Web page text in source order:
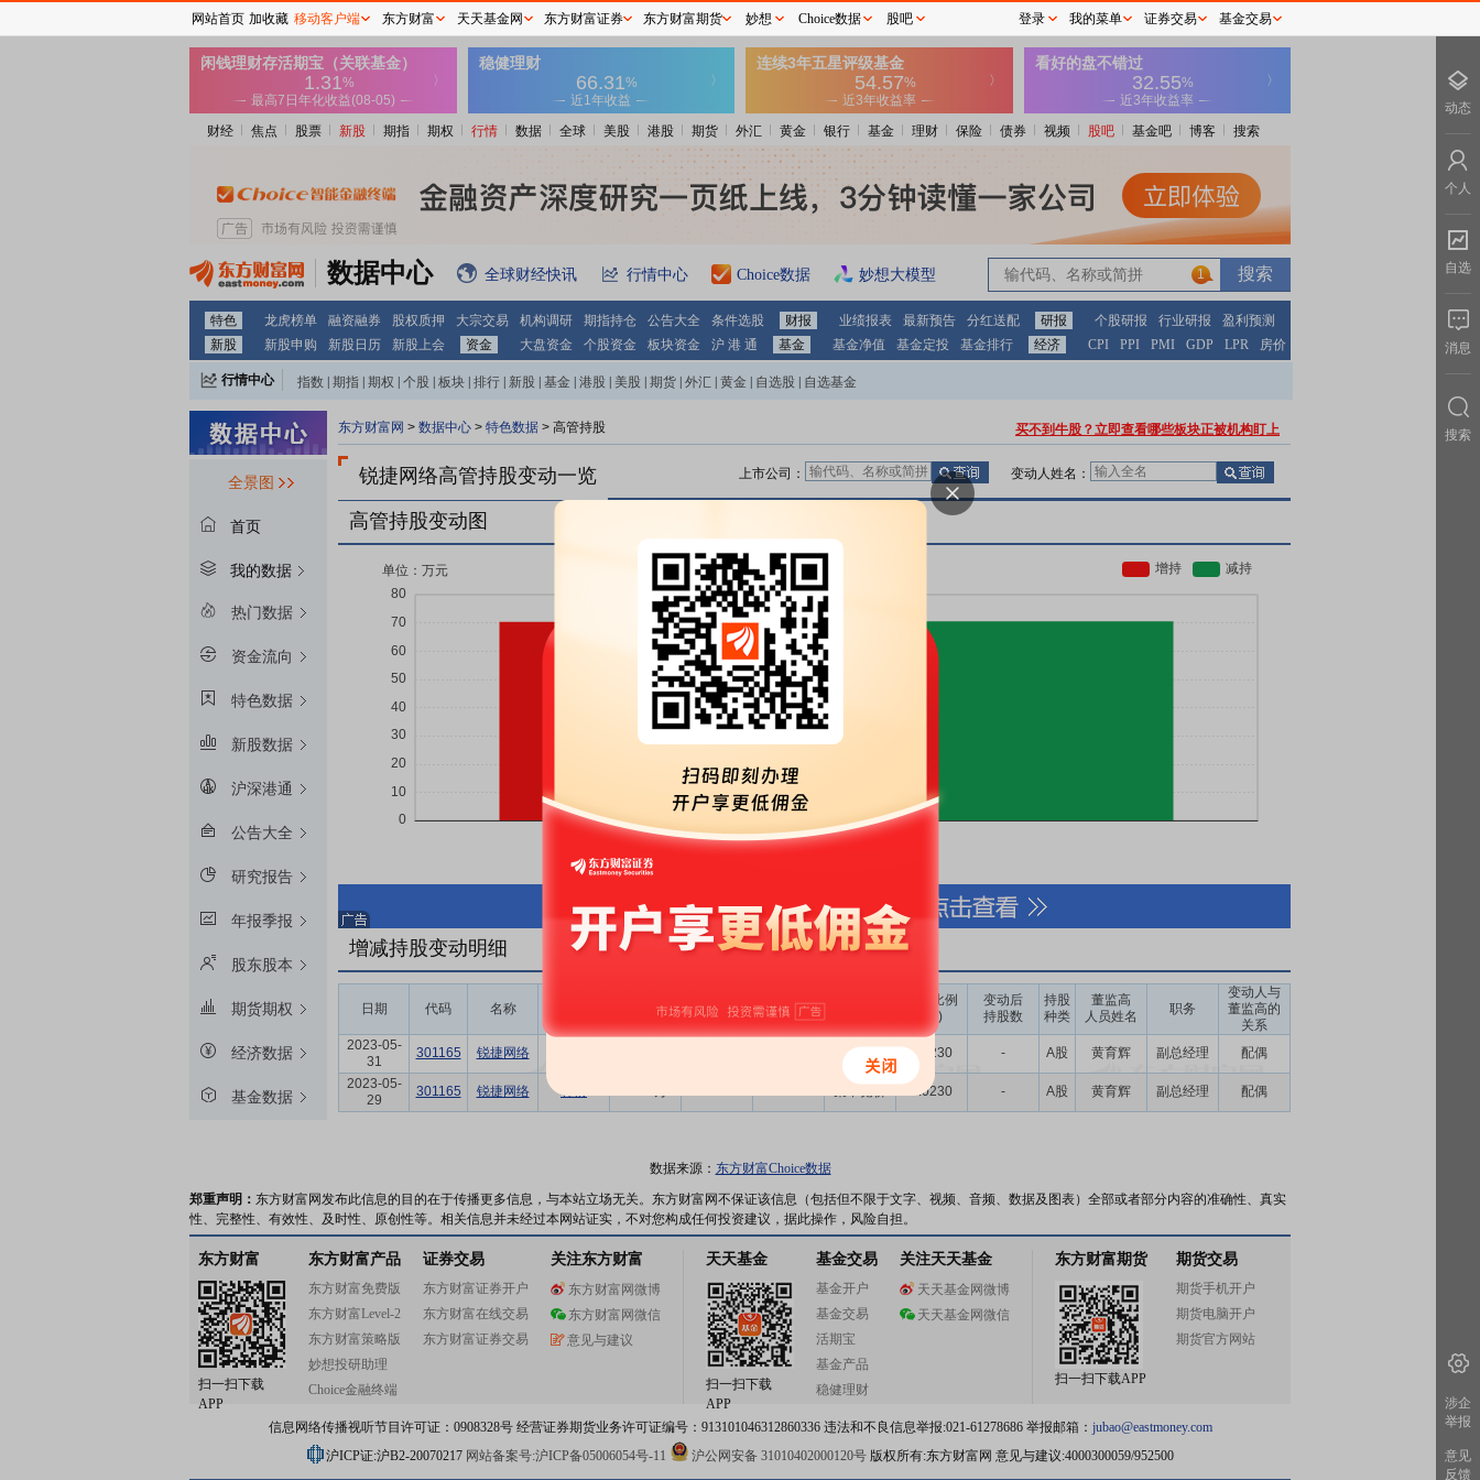
财经 焦点 股票 新股 期指 期权 行情 数据 全球 美股 港股 期货 外汇 黄金 银行 基金 理财 保险 债券 视频 股吧 基金吧 博客 搜索
数据中心 全球财经快讯 行情中心 Choice数据 妙想大模型 1
特色 龙虎榜单 融资融券 股权质押 大宗交易 机构调研 期指持仓 公告大全 条件选股 财报 业绩报表 最新预告 分红送配 研报 个股研报 行业研报
盈利预测
新股
新股申购 新股日历 新股上会 资金 大盘资金 个股资金 板块资金 沪 港 通 基金 基金净值 基金定投 基金排行 经济 CPI PPI PMI GDP LPR 房价
行情中心 指数 期指 期权 个股 板块 排行 新股 基金 港股 美股 期货 外汇 黄金 自选股 自选基金
全景图
首页
我的数据
热门数据
资金流向
特色数据
新股数据
沪深港通
公告大全
研究报告
年报季报
股东股本
期货期权
经济数据
基金数据
东方财富网 > 数据中心 > 特色数据 > 高管持股 买不到牛股？立即查看哪些板块正被机构盯上
锐捷网络高管持股变动一览 变动人姓名：
上市公司：
高管持股变动图
增减持股变动明细
日期 代码 名称 变动股数
均价
变动金额
(万)
变动比例
(‰)
变动后
持股数
持股
种类
董监高
人员姓名
职务
变动人与
董监高的
关系
2023-05-
31
301165 锐捷网络 集中竞价 0.0230 - A股 黄育辉 副总经理
配偶
2023-05-
29
301165 锐捷网络 韩倩 0.0230 - A股 黄育辉 副总经理 配偶
数据来源： 东方财富Choice数据
郑重声明： 东方财富网发布此信息的目的在于传播更多信息，与本站立场无关。东方财富网不保证该信息（包括但不限于文字、视频、音频、数据及图表）全部或者部分内容的准确性、真实
性、完整性、有效性、及时性、原创性等。相关信息并未经过本网站证实，不对您构成任何投资建议，据此操作，风险自担。
东方财富
扫一扫下载
APP
东方财富产品
东方财富免费版
东方财富Level-2
东方财富策略版
妙想投研助理
Choice金融终端
证券交易
东方财富证券开户
东方财富在线交易
东方财富证券交易
关注东方财富
东方财富网微博
东方财富网微信
意见与建议
天天基金
扫一扫下载
APP
基金交易
基金开户
基金交易
活期宝
基金产品
稳健理财
关注天天基金
天天基金网微博
天天基金网微信
东方财富期货
扫一扫下载APP
期货交易
期货手机开户
期货电脑开户
期货官方网站
信息网络传播视听节目许可证：0908328号 经营证券期货业务许可证编号：913101046312860336 违法和不良信息举报:021-61278686 举报邮箱： jubao@eastmoney.com
沪ICP证:沪B2-20070217 网站备案号:沪ICP备05006054号-11 沪公网安备 31010402000120号版权所有:东方财富网 意见与建议:4000300059/952500
网站首页 加收藏 移动客户端 东方财富 天天基金网 东方财富证券 东方财富期货 妙想 Choice数据 股吧 登录 我的菜单 证券交易 基金交易
动态
个人
自选
消息
搜索
涉企
举报
意见
反馈